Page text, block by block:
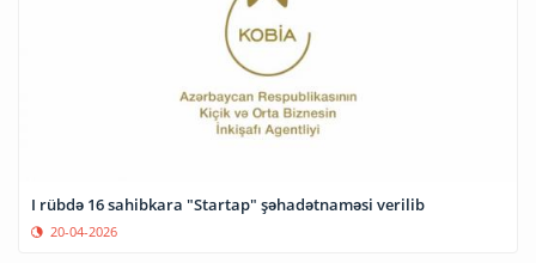
I rübdə 16 sahibkara "Startap" şəhadətnaməsi verilib
20-04-2026